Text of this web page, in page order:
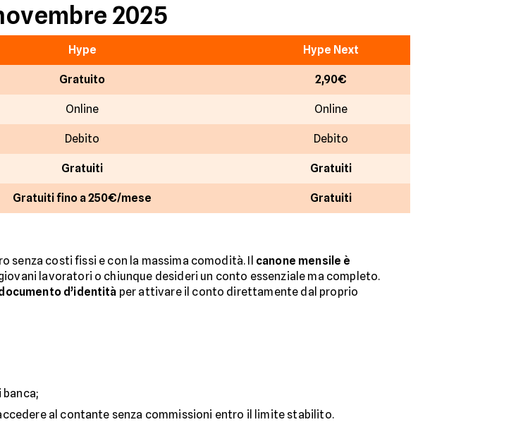
2025
Hype Hype Next
Gratuito 2,90€
Online Online
Debito Debito
Gratuiti Gratuiti
Gratuiti fino a 250€/mese Gratuiti
senza costi fissi e con la massima comodità. Il canone mensile è
lavoratori o chiunque desideri un conto essenziale ma completo.
d’identità per attivare il conto direttamente dal proprio
al contante senza commissioni entro il limite stabilito.